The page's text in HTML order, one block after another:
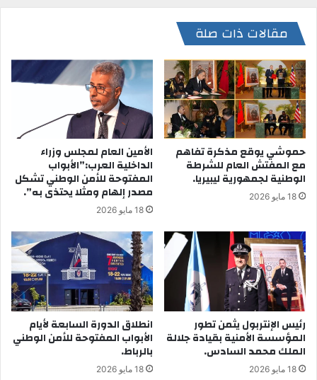
مقالات ذات صلة
حموشي يوقع مذكرة تفاهم
مع المفتش العام للشرطة
الوطنية لجمهورية ليبيريا.
18 مايو 2026
الأمين العام لمجلس وزراء
الداخلية العرب:”الأبواب
المفتوحة للأمن الوطني تشكل
مصدر إلهام ومثلا يحتذى به”.
18 مايو 2026
رئيس الإنتربول يثمن تطور
المؤسسة الأمنية بقيادة جلالة
الملك محمد السادس.
18 مايو 2026
انطلاق الدورة السابعة لأيام
الأبواب المفتوحة للأمن الوطني
بالرباط.
18 مايو 2026